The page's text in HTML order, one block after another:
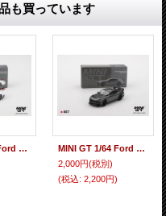
も買っています
MINI GT 1/64 Ford Mustang GTD Spirit of America (LHD)
MINI GT 1/64 Ford Mustang Dark Horse 2024 Carbonized Grey (LHD)
2,000円(税別)
(税込: 2,200円)